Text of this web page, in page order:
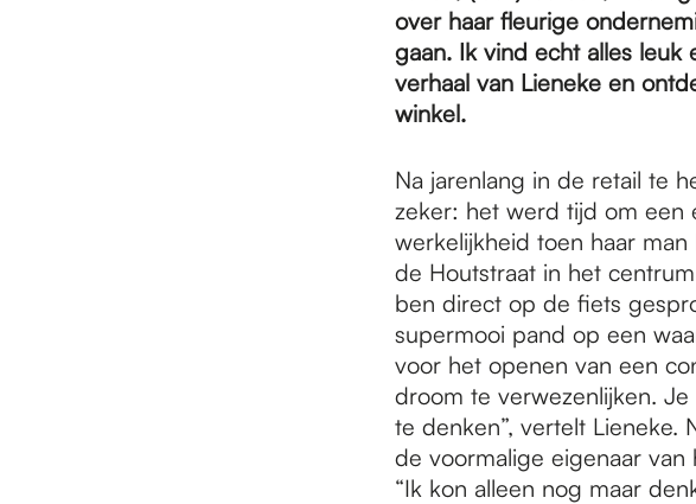
over haar fleurige
gaan. Ik vind echt alles leuk
verhaal van Lieneke en
winkel.
Na jarenlang in de retail te
zeker: het werd tijd om een
werkelijkheid toen haar
de Houtstraat in het
ben direct op de fiets
supermooi pand op een
voor het openen van een
droom te verwezenlijken.
te denken”, vertelt Lieneke.
de voormalige eigenaar
“Ik kon alleen nog maar